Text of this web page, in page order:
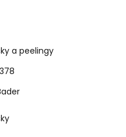
a peelingy